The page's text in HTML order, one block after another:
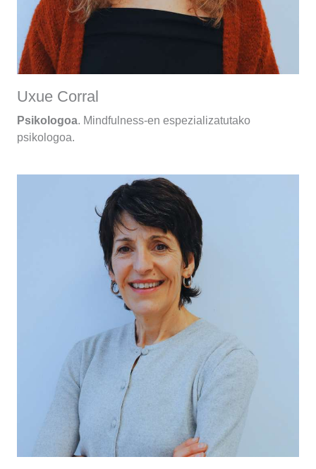
Uxue Corral
Psikologoa. Mindfulness-en espezializatutako
psikologoa.